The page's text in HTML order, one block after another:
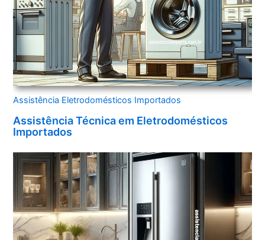
Assistência Eletrodomésticos Importados
Assistência Técnica em Eletrodomésticos
Importados